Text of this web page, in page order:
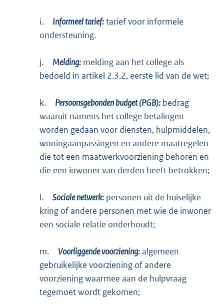
i. Informeel tarief:tarief voor informele
ondersteuning.
j. Melding: melding aan het college als
bedoeld in artikel 2.3.2, eerste lid van de wet;
k. Persoonsgebonden budget (PGB): bedrag
waaruit namens het college betalingen
worden gedaan voor diensten, hulpmiddelen,
woningaanpassingen en andere maatregelen
die tot een maatwerkvoorziening behoren en
die een inwoner van derden heeft betrokken;
l. Sociale netwerk: personen uit de huiselijke
kring of andere personen met wie de inwoner
een sociale relatie onderhoudt;
m. Voorliggende voorziening:algemeen
gebruikelijke voorziening of andere
voorziening waarmee aan de hulpvraag
tegemoet wordt gekomen;